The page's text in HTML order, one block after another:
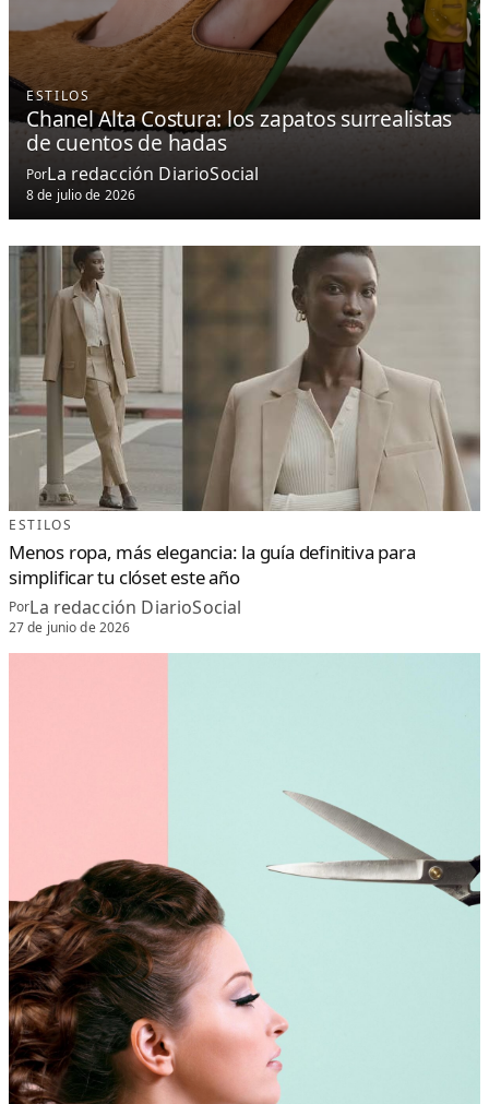
ESTILOS
Chanel Alta Costura: los zapatos surrealistas
de cuentos de hadas
PorLa redacción DiarioSocial
8 de julio de 2026
ESTILOS
Menos ropa, más elegancia: la guía definitiva para
simplificar tu clóset este año
PorLa redacción DiarioSocial
27 de junio de 2026